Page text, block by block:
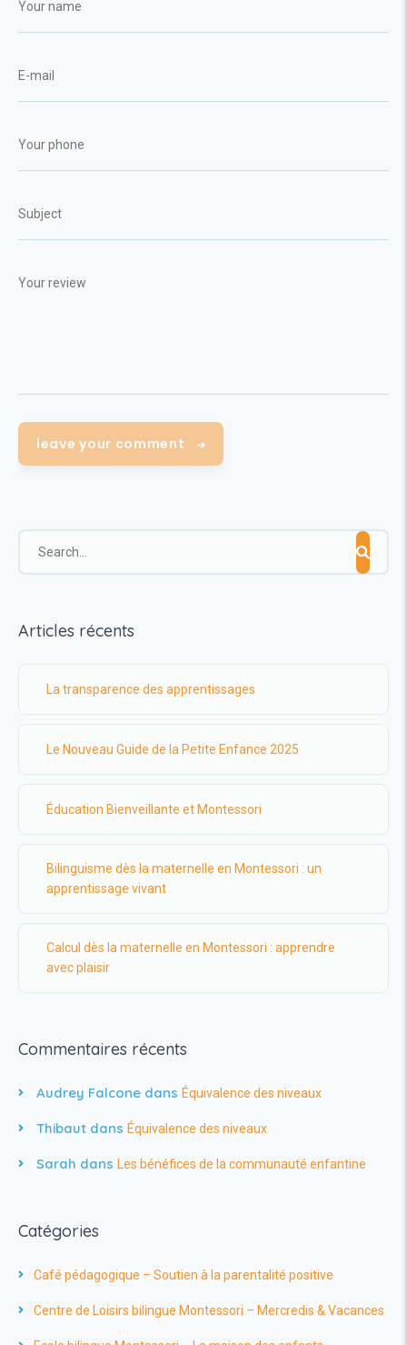
leave your comment
Articles récents
La transparence des apprentissages
Le Nouveau Guide de la Petite Enfance 2025
Éducation Bienveillante et Montessori
Bilinguisme dès la maternelle en Montessori : un
apprentissage vivant
Calcul dès la maternelle en Montessori : apprendre
avec plaisir
Commentaires récents
Audrey Falcone dans Équivalence des niveaux
Thibaut dans Équivalence des niveaux
Sarah dans Les bénéfices de la communauté enfantine
Catégories
Café pédagogique – Soutien à la parentalité positive
Centre de Loisirs bilingue Montessori – Mercredis & Vacances